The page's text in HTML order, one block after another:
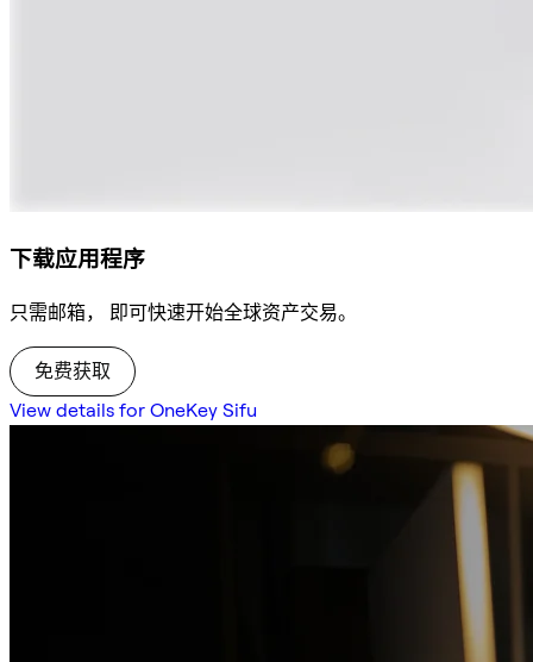
下载应用程序
只需邮箱， 即可快速开始全球资产交易。
免费获取
View details for OneKey Sifu